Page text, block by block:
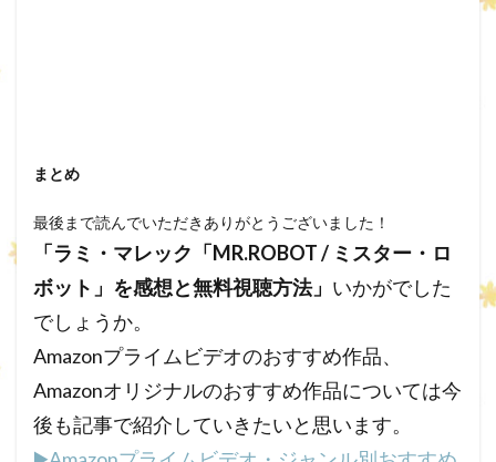
まとめ
最後まで読んでいただきありがとうございました！
「ラミ・マレック「MR.ROBOT / ミスター・ロ
ボット」を感想と無料視聴方法」 いかがでした
でしょうか。
Amazonプライムビデオのおすすめ作品、
Amazonオリジナルのおすすめ作品については今
後も記事で紹介していきたいと思います。